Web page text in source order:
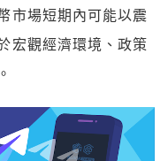
市場短期內可能以震
宏觀經濟環境、政策